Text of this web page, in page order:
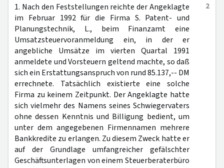
2
1. Nach den Feststellungen reichte der Angeklagte
im Februar 1992 für die Firma S. Patent- und
Planungstechnik, L., beim Finanzamt eine
Umsatzsteuervoranmeldung ein, in der er
angebliche Umsätze im vierten Quartal 1991
anmeldete und Vorsteuern geltend machte, so daß
sich ein Erstattungsanspruch von rund 85.137,-- DM
errechnete. Tatsächlich existierte eine solche
Firma zu keinem Zeitpunkt. Der Angeklagte hatte
sich vielmehr des Namens seines Schwiegervaters
ohne dessen Kenntnis und Billigung bedient, um
unter dem angegebenen Firmennamen mehrere
Bankkredite zu erlangen. Zu diesem Zweck hatte er
auf der Grundlage umfangreicher gefälschter
Geschäftsunterlagen von einem Steuerberaterbüro